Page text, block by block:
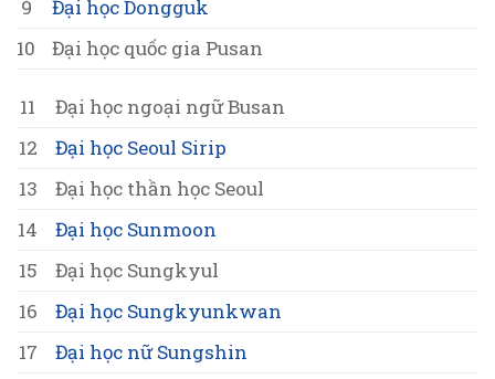
9
Đại học Dongguk
10
Đại học quốc gia Pusan
11
Đại học ngoại ngữ Busan
12
Đại học Seoul Sirip
13
Đại học thần học Seoul
14
Đại học Sunmoon
15
Đại học Sungkyul
16
Đại học Sungkyunkwan
17
Đại học nữ Sungshin